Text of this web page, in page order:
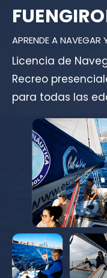
APRENDE A NAVEGAR
Licencia de
Recreo
para todas las